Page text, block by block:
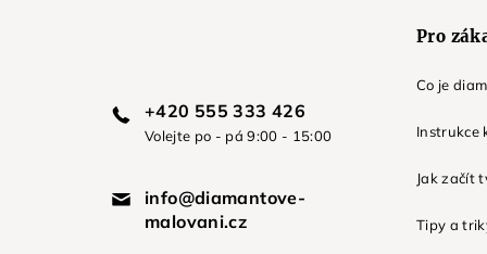
+420 555 333 426
Volejte po - pá 9:00 - 15:00
info@diamantove-
malovani.cz
Pro
Co je
Instrukce
Jak začít
Tipy a